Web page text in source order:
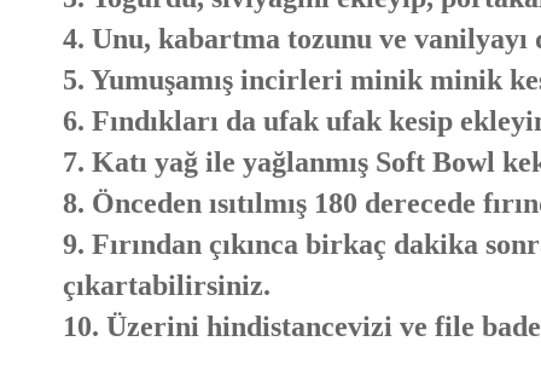
4. Unu, kabartma tozunu ve vanilyayı
5. Yumuşamış incirleri minik minik
6. Fındıkları da ufak ufak kesip
7. Katı yağ ile yağlanmış Soft Bowl
8. Önceden ısıtılmış 180 derecede
9. Fırından çıkınca birkaç dakika
çıkartabilirsiniz.
10. Üzerini hindistancevizi ve file